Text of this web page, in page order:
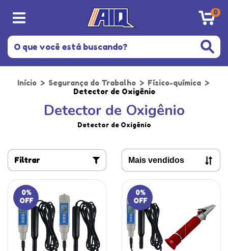
0
Início > Segurança do Trabalho > Físico-química >
Detector de Oxigênio
Detector de Oxigênio
Detector de Oxigênio
Filtrar
0%
OFF
0%
OFF